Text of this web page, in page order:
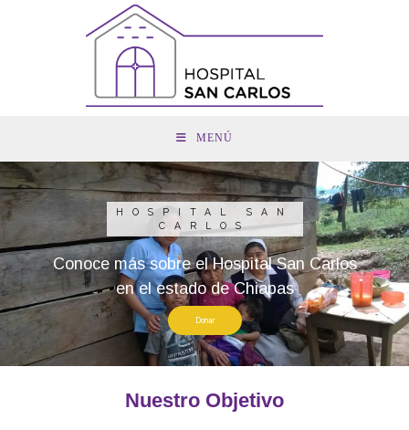
MENÚ
HOSPITAL SAN
CARLOS
Conoce más sobre el Hospital San Carlos
en el estado de Chiapas
Donar
Nuestro Objetivo